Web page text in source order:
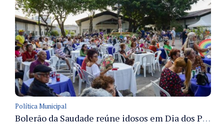
Política Municipal
Bolerão da Saudade reúne idosos em Dia dos Pais promovido pela Fundação Dr. Thomas em Manaus